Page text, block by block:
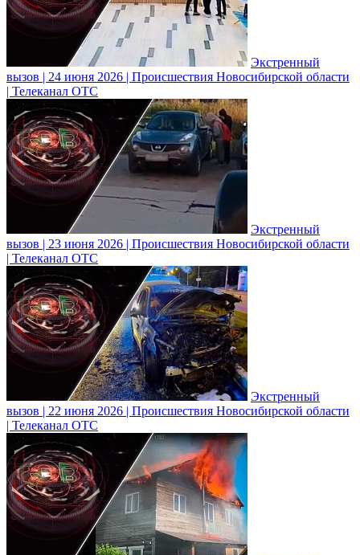
Экстренный
вызов | 24 июня 2026 | Происшествия Новосибирской области
| Телеканал ОТС
Экстренный
вызов | 23 июня 2026 | Происшествия Новосибирской области
| Телеканал ОТС
Экстренный
вызов | 22 июня 2026 | Происшествия Новосибирской области
| Телеканал ОТС